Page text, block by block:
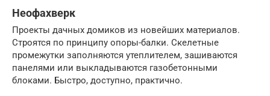
Неофахверк
Проекты дачных домиков из новейших материалов.
Строятся по принципу опоры-балки. Скелетные
промежутки заполняются утеплителем, зашиваются
панелями или выкладываются газобетонными
блоками. Быстро, доступно, практично.